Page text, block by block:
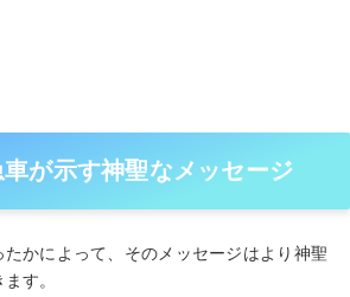
車が示す神聖なメッセージ
かによって、そのメッセージはより神聖
す。